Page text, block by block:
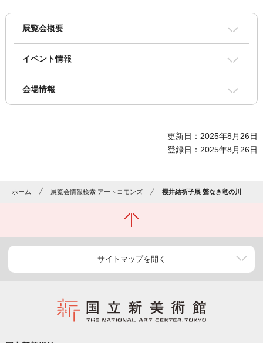
展覧会概要
イベント情報
会場情報
更新日：2025年8月26日
登録日：2025年8月26日
ホーム 展覧会情報検索 アートコモンズ 櫻井結祈子展 聲なき竜の川
サイトマップを開く